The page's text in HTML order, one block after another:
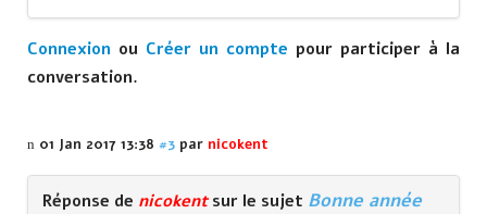
Connexion ou Créer un compte pour participer à la
conversation.
01 Jan 2017 13:38 #3 par nicokent
Réponse de nicokentsur le sujet Bonne année